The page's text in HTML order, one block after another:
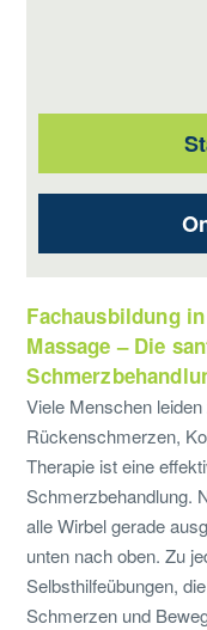
Fachausbildung
Massage – Die
Viele Menschen
Rückenschmerzen,
Therapie ist eine
Schmerzbehandlung.
alle Wirbel gerade
unten nach oben. Zu
Selbsthilfeübungen,
Schmerzen und